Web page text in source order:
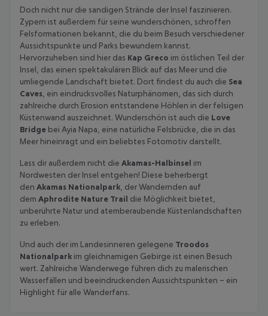
Doch nicht nur die sandigen Strände der Insel faszinieren.
Zypern ist außerdem für seine wunderschönen, schroffen
Felsformationen bekannt, die du beim Besuch verschiedener
Aussichtspunkte und Parks bewundern kannst.
Hervorzuheben sind hier das Kap Greco im östlichen Teil der
Insel, das einen spektakulären Blick auf das Meer und die
umliegende Landschaft bietet. Dort findest du auch die Sea
Caves , ein eindrucksvolles Naturphänomen, das sich durch
zahlreiche durch Erosion entstandene Höhlen in der felsigen
Küstenwand auszeichnet. Wunderschön ist auch die Love
Bridge bei Ayia Napa, eine natürliche Felsbrücke, die in das
Meer hineinragt und ein beliebtes Fotomotiv darstellt.
Lass dir außerdem nicht die Akamas-Halbinsel im
Nordwesten der Insel entgehen! Diese beherbergt
den Akamas Nationalpark , der Wandernden auf
dem Aphrodite Nature Trail die Möglichkeit bietet,
unberührte Natur und atemberaubende Küstenlandschaften
zu erleben.
Und auch der im Landesinneren gelegene Troodos
Nationalpark im gleichnamigen Gebirge ist einen Besuch
wert. Zahlreiche Wanderwege führen dich zu malerischen
Wasserfällen und beeindruckenden Aussichtspunkten – ein
Highlight für alle Wanderfans.